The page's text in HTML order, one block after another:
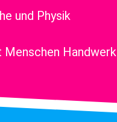
und Physik
Menschen